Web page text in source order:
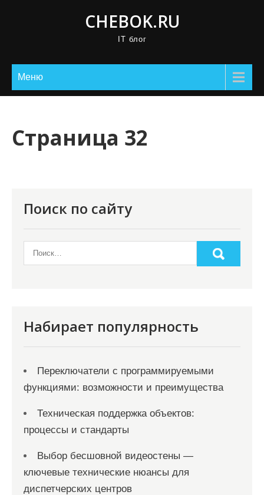
CHEBOK.RU
IT блог
Меню
Страница 32
Поиск по сайту
Набирает популярность
Переключатели с программируемыми
функциями: возможности и преимущества
Техническая поддержка объектов:
процессы и стандарты
Выбор бесшовной видеостены —
ключевые технические нюансы для
диспетчерских центров